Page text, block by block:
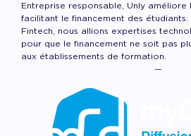
Entreprise responsable, Unly améliore
facilitant le financement des
Fintech, nous allions expertises
pour que le financement ne soit pas
aux établissements de formation.
—